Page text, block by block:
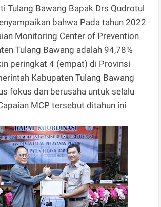
Tulang Bawang Bapak Drs Qudrotul
bahwa Pada tahun 2022
Monitoring Center of Prevention
Tulang Bawang adalah 94,78%
peringkat 4 (empat) di Provinsi
Kabupaten Tulang Bawang
fokus dan berusaha untuk selalu
MCP tersebut ditahun ini